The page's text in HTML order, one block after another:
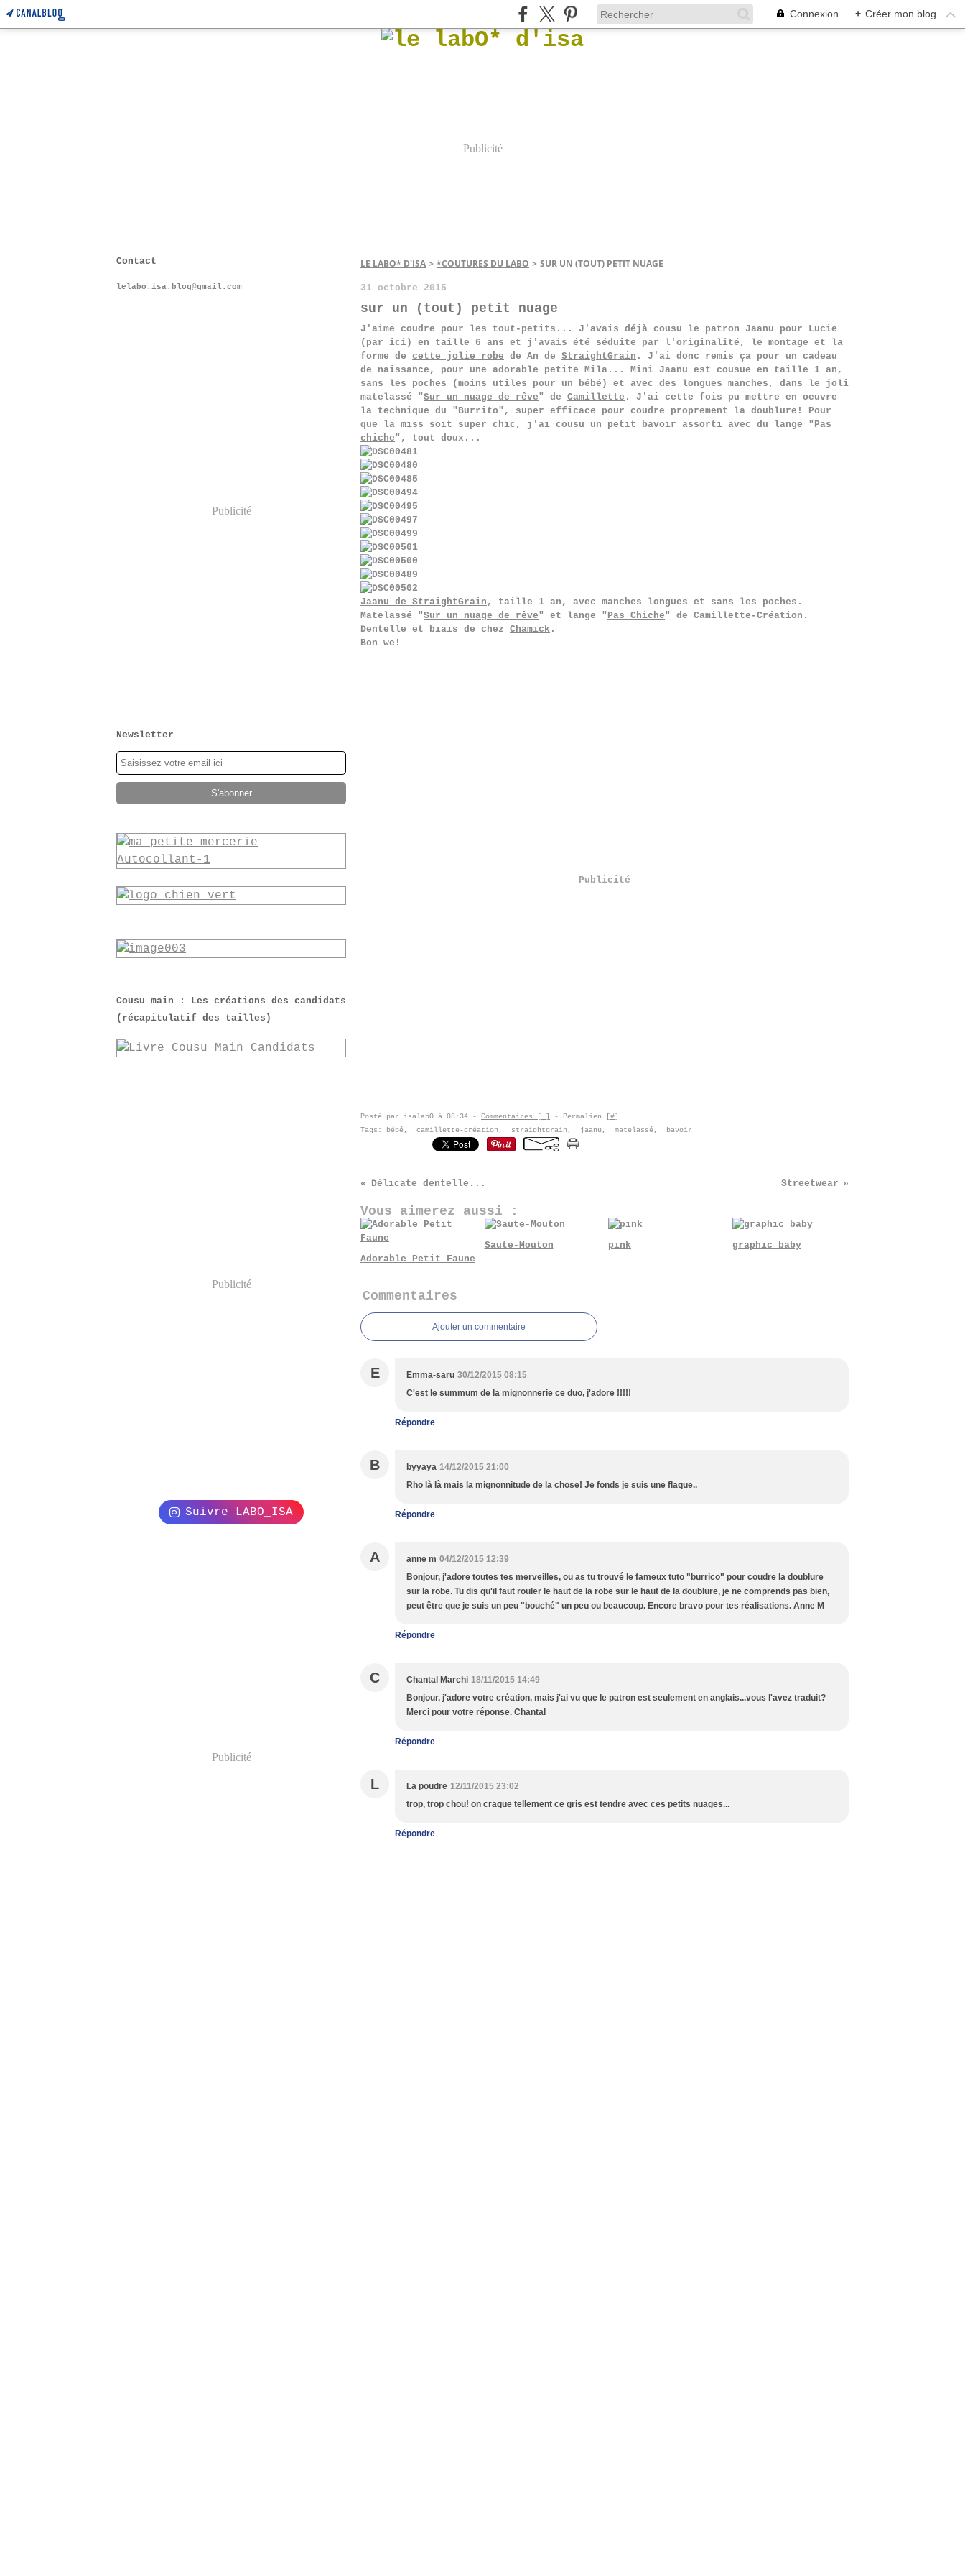
Connexion + Créer mon blog
Publicité
Contact
lelabo.isa.blog@gmail.com
Publicité
Newsletter
Cousu main : Les créations des candidats
(récapitulatif des tailles)
Publicité
Suivre LABO_ISA
Publicité
LE LABO* D'ISA > *COUTURES DU LABO > SUR UN (TOUT) PETIT NUAGE
31 octobre 2015
sur un (tout) petit nuage
J'aime coudre pour les tout-petits... J'avais déjà cousu le patron Jaanu pour Lucie
(par ici) en taille 6 ans et j'avais été séduite par l'originalité, le montage et la
forme de cette jolie robe de An de StraightGrain . J'ai donc remis ça pour un cadeau
de naissance, pour une adorable petite Mila... Mini Jaanu est cousue en taille 1 an,
sans les poches (moins utiles pour un bébé) et avec des longues manches, dans le joli
matelassé "Sur un nuage de rêve" de Camillette . J'ai cette fois pu mettre en oeuvre
la technique du "Burrito", super efficace pour coudre proprement la doublure! Pour
que la miss soit super chic, j'ai cousu un petit bavoir assorti avec du lange " Pas
chiche", tout doux...
Jaanu de StraightGrain , taille 1 an, avec manches longues et sans les poches.
Matelassé "Sur un nuage de rêve" et lange " Pas Chiche" de Camillette-Création.
Dentelle et biais de chez Chamick .
Bon we!
Publicité
Posté par isalabO à 08:34 - Commentaires […] - Permalien [#]
Tags:
bébé, camillette-création , straightgrain , jaanu , matelassé, bavoir
Délicate dentelle... Streetwear
Vous aimerez aussi :
Adorable Petit Faune
Saute-Mouton pink graphic baby
Commentaires
Ajouter un commentaire
E Emma-saru 30/12/2015 08:15
C'est le summum de la mignonnerie ce duo, j'adore !!!!!
Répondre
B byyaya 14/12/2015 21:00
Rho là là mais la mignonnitude de la chose! Je fonds je suis une flaque..
Répondre
A anne m 04/12/2015 12:39
Bonjour, j'adore toutes tes merveilles, ou as tu trouvé le fameux tuto "burrico" pour coudre la doublure
sur la robe. Tu dis qu'il faut rouler le haut de la robe sur le haut de la doublure, je ne comprends pas bien,
peut être que je suis un peu "bouché" un peu ou beaucoup. Encore bravo pour tes réalisations. Anne M
Répondre
C Chantal Marchi 18/11/2015 14:49
Bonjour, j'adore votre création, mais j'ai vu que le patron est seulement en anglais...vous l'avez traduit?
Merci pour votre réponse. Chantal
Répondre
L La poudre 12/11/2015 23:02
trop, trop chou! on craque tellement ce gris est tendre avec ces petits nuages...
Répondre